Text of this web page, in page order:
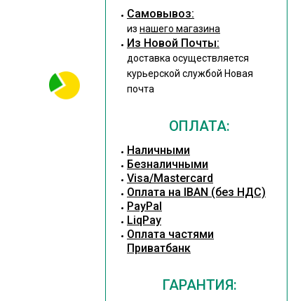
Cамовывоз:
из нашего магазина
Из Новой Почты:
доставка осуществляется
курьерской службой Новая
почта
ОПЛАТА:
Наличными
Безналичными
Visa/Mastercard
Оплата на IBAN (без НДС)
PayPal
LiqPay
Оплата частями
Приватбанк
ГАРАНТИЯ: